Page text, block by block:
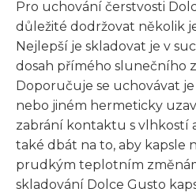
Pro uchování čerstvosti
důležité dodržovat několik
Nejlepší je skladovat je v
dosah přímého slunečního
Doporučuje se uchovávat
nebo jiném hermeticky
zabrání kontaktu s vlhkostí
také dbát na to, aby kapsle
prudkým teplotním
skladování Dolce Gusto